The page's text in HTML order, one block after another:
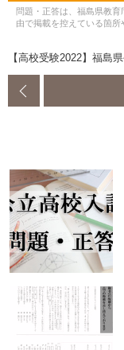
問題・正答は、福島県教
由で掲載を控えている箇
【高校受験2022】福島